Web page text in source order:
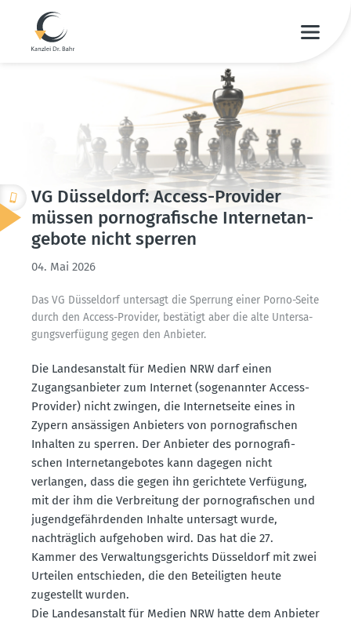
VG Düsseldorf: Access-Provider
müssen porno­gra­fische Inter­net­an­
gebote nicht sperren
04. Mai 2026
Das VG Düsseldorf untersagt die Sperrung einer Porno-Seite
durch den Access-Provider, bestätigt aber die alte Unter­sa­
gungs­ver­fügung gegen den Anbieter.
Die Landes­an­stalt für Medien NRW darf einen
Zugangs­an­bieter zum Internet (sogenannter Access-
Provider) nicht zwingen, die Inter­net­seite eines in
Zypern ansäs­sigen Anbieters von porno­gra­fi­schen
Inhalten zu sperren. Der Anbieter des porno­gra­fi­
schen Inter­net­an­ge­botes kann dagegen nicht
verlangen, dass die gegen ihn gerichtete Verfügung,
mit der ihm die Verbreitung der porno­gra­fi­schen und
jugend­ge­fähr­denden Inhalte untersagt wurde,
nachträglich aufge­hoben wird. Das hat die 27.
Kammer des Verwal­tungs­ge­richts Düsseldorf mit zwei
Urteilen entschieden, die den Betei­ligten heute
zugestellt wurden.
Die Landes­an­stalt für Medien NRW hatte dem Anbieter